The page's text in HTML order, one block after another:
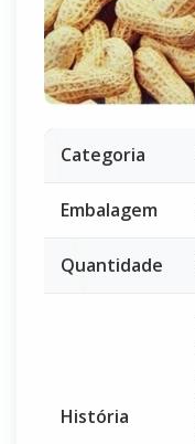
Categoria
Embalagem
Quantidade
História